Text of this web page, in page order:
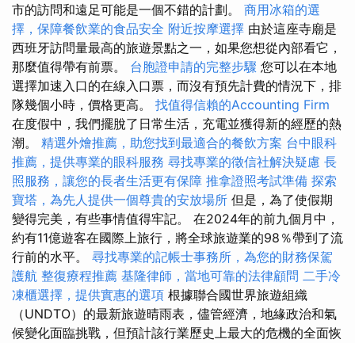
市的訪問和遠足可能是一個不錯的計劃。 商用冰箱的選
擇，保障餐飲業的食品安全 附近按摩選擇 由於這座寺廟是
西班牙訪問量最高的旅遊景點之一，如果您想從內部看它，
那麼值得帶有前票。 台胞證申請的完整步驟 您可以在本地
選擇加速入口的在線入口票，而沒有預先計費的情況下，排
隊幾個小時，價格更高。 找值得信賴的Accounting Firm
在度假中，我們擺脫了日常生活，充電並獲得新的經歷的熱
潮。 精選外燴推薦，助您找到最適合的餐飲方案 台中眼科
推薦，提供專業的眼科服務 尋找專業的徵信社解決疑慮 長
照服務，讓您的長者生活更有保障 推拿證照考試準備 探索
寶塔，為先人提供一個尊貴的安放場所 但是，為了使假期
變得完美，有些事情值得牢記。 在2024年的前九個月中，
約有11億遊客在國際上旅行，將全球旅遊業的98％帶到了流
行前的水平。 尋找專業的記帳士事務所，為您的財務保駕
護航 整復療程推薦 基隆律師，當地可靠的法律顧問 二手冷
凍櫃選擇，提供實惠的選項 根據聯合國世界旅遊組織
（UNDTO）的最新旅遊晴雨表，儘管經濟，地緣政治和氣
候變化面臨挑戰，但預計該行業歷史上最大的危機的全面恢